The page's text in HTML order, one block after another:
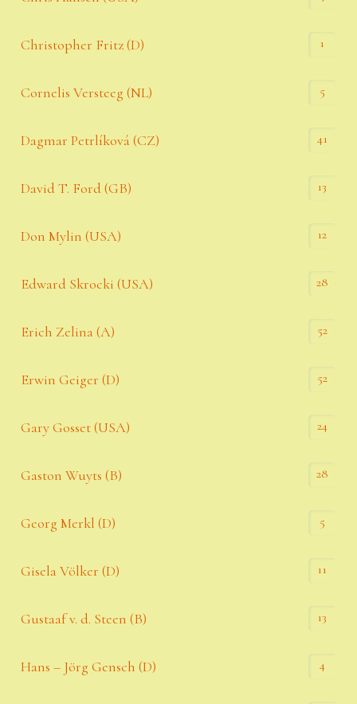
Christopher Fritz (D) 1
Cornelis Versteeg (NL) 5
Dagmar Petrlíková (CZ) 41
David T. Ford (GB) 13
Don Mylin (USA) 12
Edward Skrocki (USA) 28
Erich Zelina (A) 52
Erwin Geiger (D) 52
Gary Gosset (USA) 24
Gaston Wuyts (B) 28
Georg Merkl (D) 5
Gisela Völker (D) 11
Gustaaf v. d. Steen (B) 13
Hans – Jörg Gensch (D) 4